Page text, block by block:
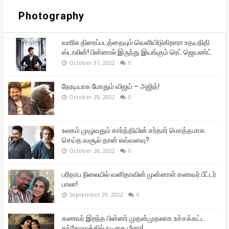
Photography
வாரிசு திரைப்படத்தையும் வெளியிடுகிறாரா உதயநிதி
ஸ்டாலின்! பின்னால் இருந்து இயங்கும் ரெட் ஜெயண்ட்
October 31, 2022 0
நேரடியாக மோதும் விஜய் – அஜித்!
October 29, 2022 0
உலகம் முழுவதும் கார்த்தியின் சர்தார் மொத்தமாக
செய்த வசூல் தான் எவ்வளவு?
October 28, 2022 0
பரிதாப நிலையில் வனிதாவின் முன்னாள் கணவர் பீட்டர்
பாலா!
September 29, 2022 0
கணவர் இறந்த பின்னர் முதன்முதலாக உச்சக்கட்ட